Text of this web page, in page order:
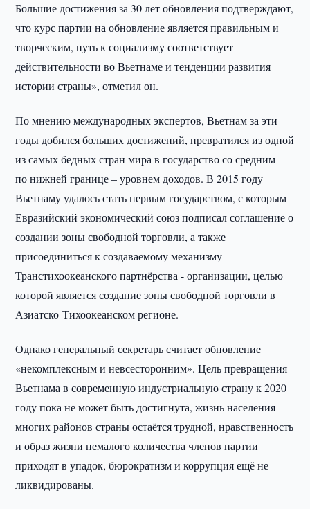
Большие достижения за 30 лет обновления подтверждают,
что курс партии на обновление является правильным и
творческим, путь к социализму соответствует
действительности во Вьетнаме и тенденции развития
истории страны», отметил он.
По мнению международных экспертов, Вьетнам за эти
годы добился больших достижений, превратился из одной
из самых бедных стран мира в государство со средним –
по нижней границе – уровнем доходов. В 2015 году
Вьетнаму удалось стать первым государством, с которым
Евразийский экономический союз подписал соглашение о
создании зоны свободной торговли, а также
присоединиться к создаваемому механизму
Транстихоокеанского партнёрства - организации, целью
которой является создание зоны свободной торговли в
Азиатско-Тихоокеанском регионе.
Однако генеральный секретарь считает обновление
«некомплексным и невсесторонним». Цель превращения
Вьетнама в современную индустриальную страну к 2020
году пока не может быть достигнута, жизнь населения
многих районов страны остаётся трудной, нравственность
и образ жизни немалого количества членов партии
приходят в упадок, бюрократизм и коррупция ещё не
ликвидированы.